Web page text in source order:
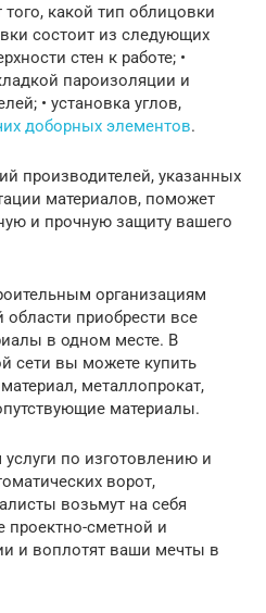
какой тип облицовки
состоит из следующих
стен к работе; •
пароизоляции и
• установка углов,
доборных элементов.
производителей, указанных
материалов, поможет
и прочную защиту вашего
организациям
области приобрести все
в одном месте. В
сети вы можете купить
металлопрокат,
материалы.
по изготовлению и
ворот,
возьмут на себя
проектно-сметной и
и воплотят ваши мечты в